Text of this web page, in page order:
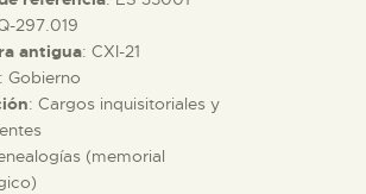
LA VISITA
297.019
antigua: CXI-21
: Gobierno
: Cargos inquisitoriales y
(memorial